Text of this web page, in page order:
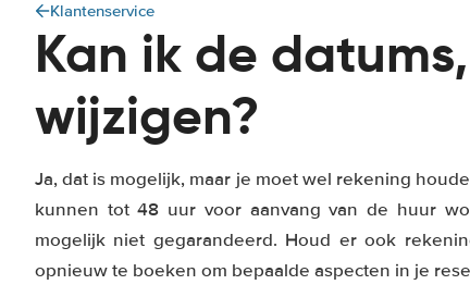
Klantenservice
Kan ik de
wijzigen?
Ja, dat is mogelijk, maar je moet wel rekening
kunnen tot 48 uur voor aanvang van de huur
mogelijk niet gegarandeerd. Houd er ook
opnieuw te boeken om bepaalde aspecten in je